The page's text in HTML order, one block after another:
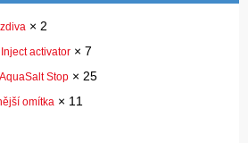
× 2
activator × 7
AquaSalt Stop × 25
omítka × 11